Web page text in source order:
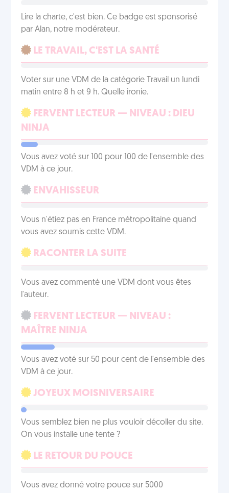
Lire la charte, c'est bien. Ce badge est sponsorisé
par Alan, notre modérateur.
LE TRAVAIL, C'EST LA SANTÉ
Voter sur une VDM de la catégorie Travail un lundi
matin entre 8 h et 9 h. Quelle ironie.
FERVENT LECTEUR — NIVEAU : DIEU
NINJA
Vous avez voté sur 100 pour 100 de l'ensemble des
VDM à ce jour.
ENVAHISSEUR
Vous n'étiez pas en France métropolitaine quand
vous avez soumis cette VDM.
RACONTER LA SUITE
Vous avez commenté une VDM dont vous êtes
l'auteur.
FERVENT LECTEUR — NIVEAU :
MAÎTRE NINJA
Vous avez voté sur 50 pour cent de l'ensemble des
VDM à ce jour.
JOYEUX MOISNIVERSAIRE
Vous semblez bien ne plus vouloir décoller du site.
On vous installe une tente ?
LE RETOUR DU POUCE
Vous avez donné votre pouce sur 5000